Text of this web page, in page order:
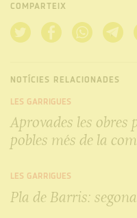
COMPARTEIX
NOTÍCIES RELACIONADES
LES GARRIGUES
Aprovades les obres
pobles més de la
LES GARRIGUES
Pla de Barris: